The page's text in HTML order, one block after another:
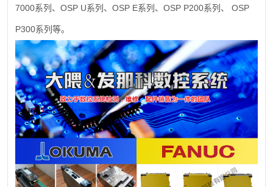
7000系列、 OSP U系列、 OSP E系列、 OSP P200系列、 OSP
P300系列等。